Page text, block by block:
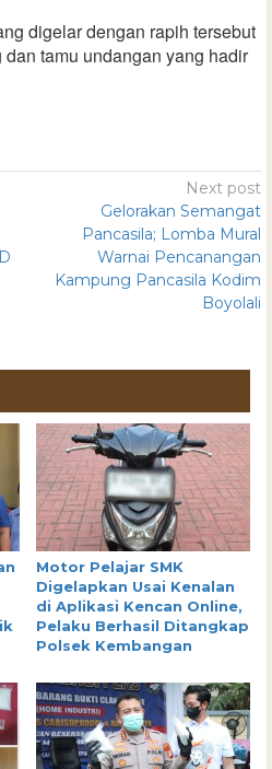
digelar dengan rapih tersebut
tamu undangan yang hadir
Next post
Gelorakan Semangat
Pancasila; Lomba Mural
Warnai Pencanangan
Kampung Pancasila Kodim
Boyolali
Motor Pelajar SMK
Digelapkan Usai Kenalan
di Aplikasi Kencan Online,
Pelaku Berhasil Ditangkap
Polsek Kembangan